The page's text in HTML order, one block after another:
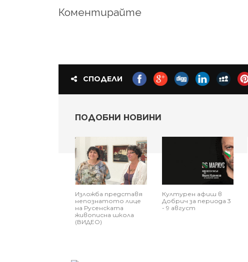
Коментирайте
СПОДЕЛИ
ПОДОБНИ НОВИНИ
Изложба представя
непознатото лице
на Русенската
живописна школа
(ВИДЕО)
Културен афиш в
Добрич за периода 3
- 9 август